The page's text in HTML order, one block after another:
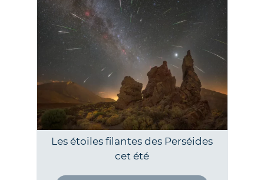
Les étoiles filantes des Perséides
cet été